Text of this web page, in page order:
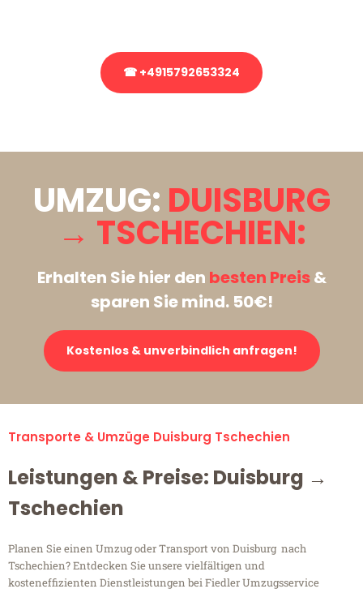
☎ +4915792653324
UMZUG: DUISBURG
→ TSCHECHIEN:
Erhalten Sie hier den besten Preis&
sparen Sie mind. 50€!
Kostenlos & unverbindlich anfragen!
Transporte & Umzüge Duisburg Tschechien
Leistungen & Preise: Duisburg →
Tschechien
Planen Sie einen Umzug oder Transport von Duisburg nach
Tschechien? Entdecken Sie unsere vielfältigen und
kosteneffizienten Dienstleistungen bei Fiedler Umzugsservice